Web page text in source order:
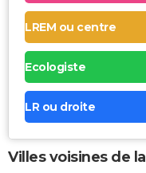
LREM ou centre
Ecologiste
LR ou droite
Villes voisines de